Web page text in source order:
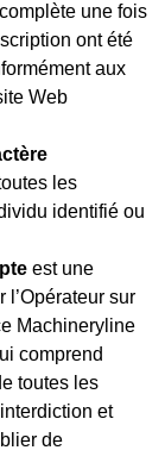
une fois
ont été
aux
Web
les
identifié ou
est une
l’Opérateur sur
Machineryline
comprend
toutes les
et
de